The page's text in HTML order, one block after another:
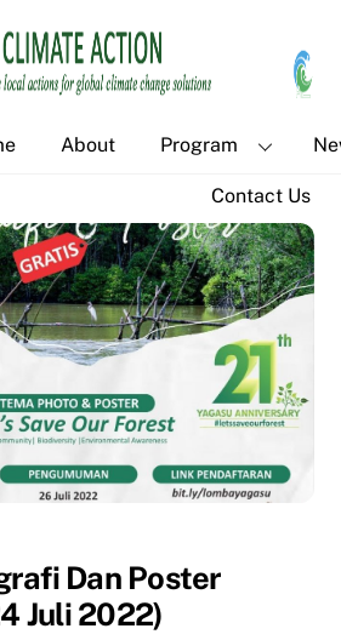
About Program
Contact Us
Dan Poster
Juli 2022)